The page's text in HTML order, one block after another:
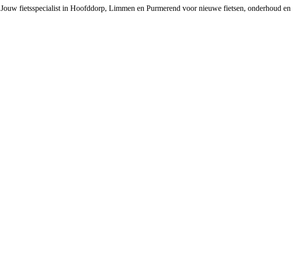
Jouw fietsspecialist in Hoofddorp, Limmen en Purmerend voor nieuwe fietsen, onderhoud en